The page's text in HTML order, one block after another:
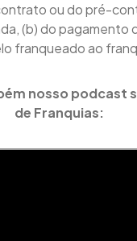
ou do pré-
(b) do pagamento
franqueado ao
nosso podcast
de Franquias: